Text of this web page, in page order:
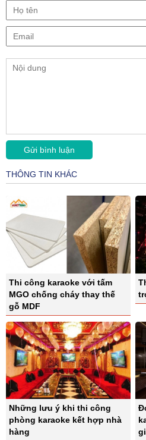
THÔNG TIN KHÁC
Thi công karaoke với tấm
MGO chống cháy thay thế
gỗ MDF
Những lưu ý khi thi công
phòng karaoke kết hợp nhà
hàng